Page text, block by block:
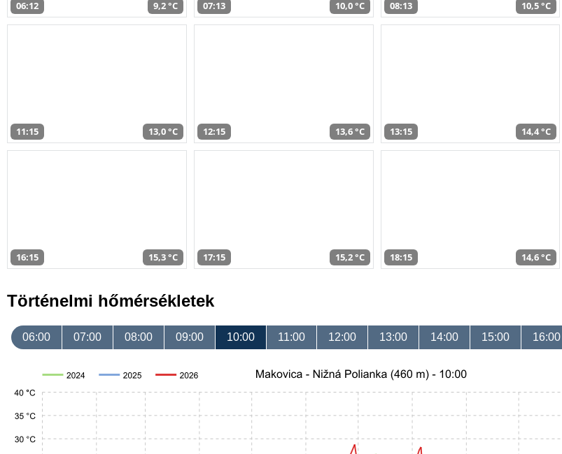
06:12 9,2 °C 07:13 10,0 °C 08:13 10,5 °C
11:15 13,0 °C 12:15 13,6 °C 13:15 14,4 °C
16:15 15,3 °C 17:15 15,2 °C 18:15 14,6 °C
Történelmi hőmérsékletek
06:00 07:00 08:00 09:00 10:00 11:00 12:00 13:00 14:00 15:00 16:00